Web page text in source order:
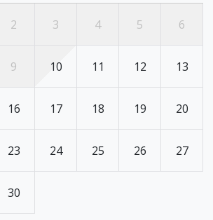
2 3 4 5 6
9 10 11 12 13
16 17 18 19 20
23 24 25 26 27
30